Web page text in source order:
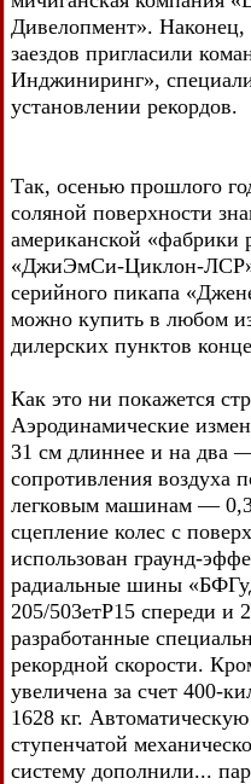
Дивелопмент». Наконец,
заездов пригласили
Инджиниринг»,
установлении рекордов.
Так, осенью прошлого
соляной поверхности
американской «фабрики
«ДжиЭмСи-Циклон-
серийного пикапа
можно купить в любом
дилерских пунктов
Как это ни покажется
Аэродинамические
31 см длиннее и на два
сопротивления воздуха
легковым машинам —
сцепление колес с
использован граунд-
радиальные шины
205/503етР15 спереди и
разработанные
рекордной скорости.
увеличена за счет 400-
1628 кг.
ступенчатой
систему дополнили...